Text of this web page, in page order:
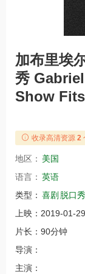
加布里埃
秀
Show
收录高清资源 2
地区： 美国
语言： 英语
类型： 喜剧 脱口秀
上映： 2019-01-29
片长： 90分钟
导演：
主演：